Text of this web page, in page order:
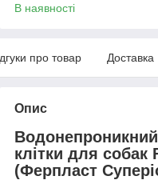
В наявності
про товар Доставка
Опис
клітки для
(Ферпласт